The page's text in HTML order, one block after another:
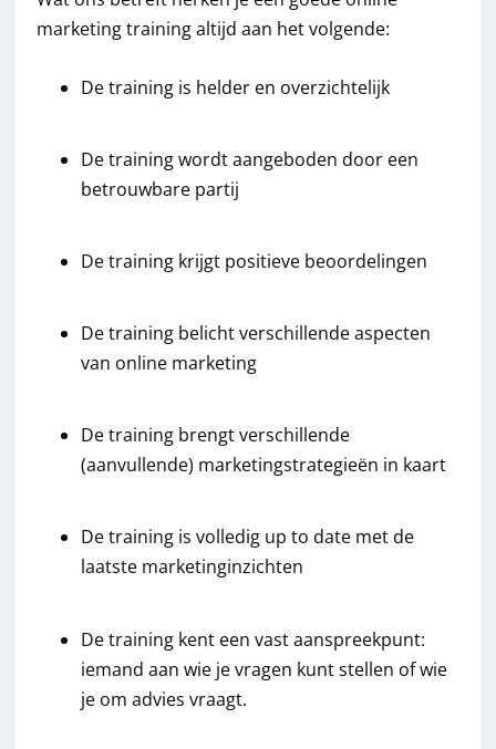
marketing training altijd aan het volgende:
De training is helder en overzichtelijk
De training wordt aangeboden door een
betrouwbare partij
De training krijgt positieve beoordelingen
De training belicht verschillende aspecten
van online marketing
De training brengt verschillende
(aanvullende) marketingstrategieën in kaart
De training is volledig up to date met de
laatste marketinginzichten
De training kent een vast aanspreekpunt:
iemand aan wie je vragen kunt stellen of wie
je om advies vraagt.